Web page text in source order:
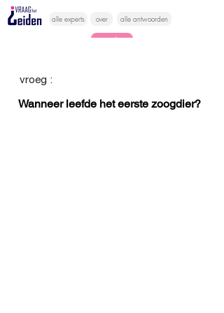
alle experts over alle antwoorden
vragen lessen
vroeg :
Wanneer leefde het eerste zoogdier?